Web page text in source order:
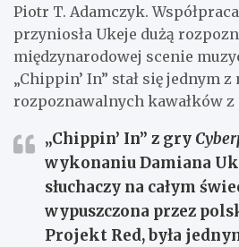
Piotr T. Adamczyk.
przyniosła Ukeje dużą
międzynarodowej scenie
„Chippin’ In” stał się jednym
rozpoznawalnych kawałków
„Chippin’ In” z gry
wykonaniu Damiana
słuchaczy na całym
wypuszczona przez
Projekt Red, była